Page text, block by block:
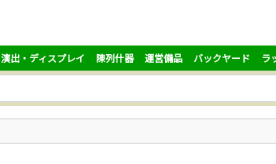
演出・ディスプレイ 陳列什器 運営備品 バックヤード ラ